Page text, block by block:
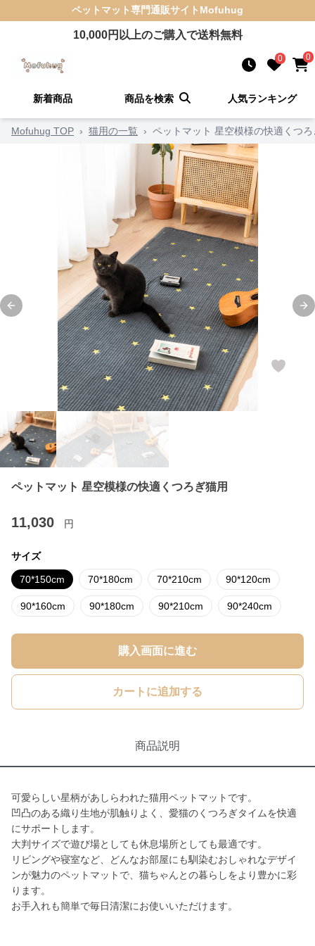
ペットマット専門通販サイト Mofuhug
10,000円以上のご購入で送料無料
0 0
新着商品 商品を検索 人気ランキング
Mofuhug TOP › 猫用の一覧 › ペットマット 星空模様の快適くつ
Previous slide
ペットマット 星空模様の快適くつろぎ猫用
11,030 円
サイズ
70*150cm 70*180cm 70*210cm 90*120cm
90*160cm 90*180cm 90*210cm 90*240cm
購入画面に進む
カートに追加する
商品説明
可愛らしい星柄があしらわれた猫用ペットマットです。
凹凸のある織り生地が肌触りよく、愛猫のくつろぎタイムを快適
にサポートします。
大判サイズで遊び場としても休息場所としても最適です。
リビングや寝室など、どんなお部屋にも馴染むおしゃれなデザイ
ンが魅力のペットマットで、猫ちゃんとの暮らしをより豊かに彩
ります。
お手入れも簡単で毎日清潔にお使いいただけます。